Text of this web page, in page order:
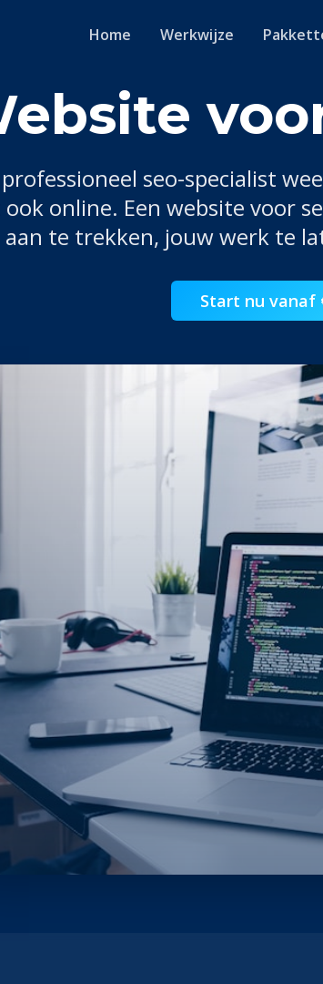
Home Werkwijze
seo-specialist
online. Een website voor
aan te trekken, jouw werk te
Start nu vanaf